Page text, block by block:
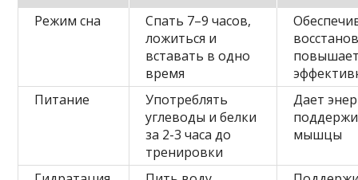
Режим сна
Спать 7–9 часов,
ложиться и
вставать в одно
время
Питание
Употреблять
углеводы и белки
за 2-3 часа до
тренировки
Дает
мышцы